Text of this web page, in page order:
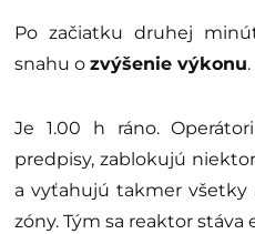
Po začiatku druhej
snahu o zvýšenie výkonu.
Je 1.00 h ráno.
predpisy, zablokujú
a vyťahujú takmer všetky
zóny. Tým sa reaktor